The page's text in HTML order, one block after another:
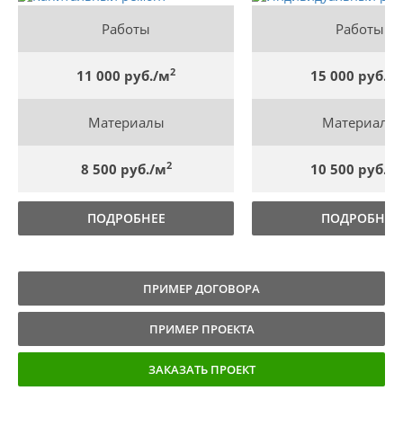
Работы
11 000 руб./м2
Материалы
8 500 руб./м2
ПОДРОБНЕЕ
Работы
15 000 руб./
Материалы
10 500 руб./
ПОДРОБНЕЕ
ПРИМЕР ДОГОВОРА
ПРИМЕР ПРОЕКТА
ЗАКАЗАТЬ ПРОЕКТ